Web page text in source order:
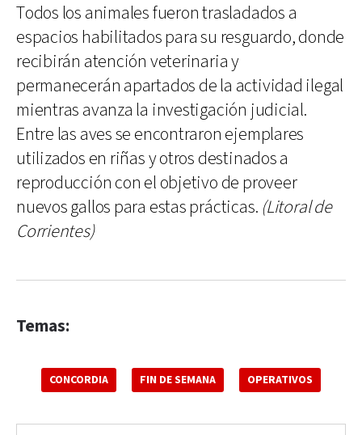
Todos los animales fueron trasladados a
espacios habilitados para su resguardo, donde
recibirán atención veterinaria y
permanecerán apartados de la actividad ilegal
mientras avanza la investigación judicial.
Entre las aves se encontraron ejemplares
utilizados en riñas y otros destinados a
reproducción con el objetivo de proveer
nuevos gallos para estas prácticas. (Litoral de
Corrientes)
Temas:
CONCORDIA FIN DE SEMANA OPERATIVOS